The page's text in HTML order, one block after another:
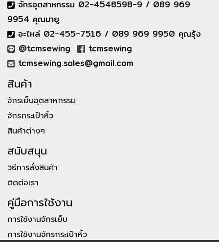
จักรอุตสาหกรรม 02-4548598-9 / 089 969
9954 คุณมายู
อะไหล่ 02-455-7516 / 089 969 9950 คุณรุ้ง
@tcmsewing
tcmsewing
tcmsewing.sales@gmail.com
สินค้า
จักรเย็บอุตสาหกรรม
จักรกระเป๋าหิ้ว
สินค้าต่างๆ
สนับสนุน
วิธีการสั่งสินค้า
ติดต่อเรา
คู่มือการใช้งาน
การใช้งานจักรเย็บ
การใช้งานจักรกระเป๋าหิ้ว